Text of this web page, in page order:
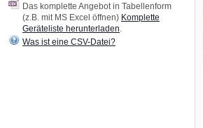
Das komplette Angebot in Tabellenform
(z.B. mit MS Excel öffnen) Komplette
Geräteliste herunterladen
Was ist eine CSV-Datei?